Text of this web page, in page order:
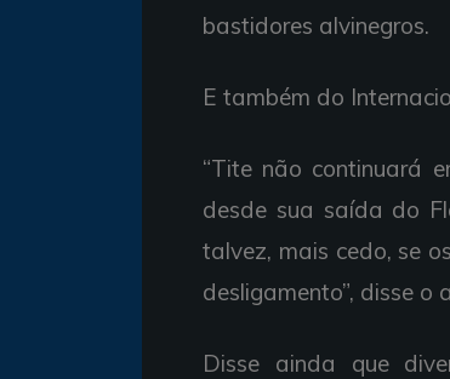
bastidores alvinegros.
E também do
“Tite não continuará
desde sua saída do
talvez, mais cedo, se
desligamento”, disse o
Disse ainda que